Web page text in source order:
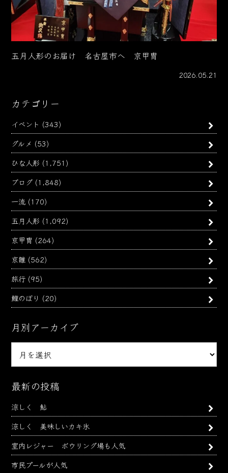
五月人形のお届け 名古屋市へ 京甲冑
2026.05.21
カテゴリー
イベント (343)
グルメ (53)
ひな人形 (1,751)
ブログ (1,848)
一流 (170)
五月人形 (1,092)
京甲冑 (264)
京雛 (562)
旅行 (95)
鯉のぼり (20)
月別アーカイブ
ー
イ
ブ
最新の投稿
涼しく 鮎
涼しく 美味しいカキ氷
室内レジャー ボウリング場も人気
市民プールが人気